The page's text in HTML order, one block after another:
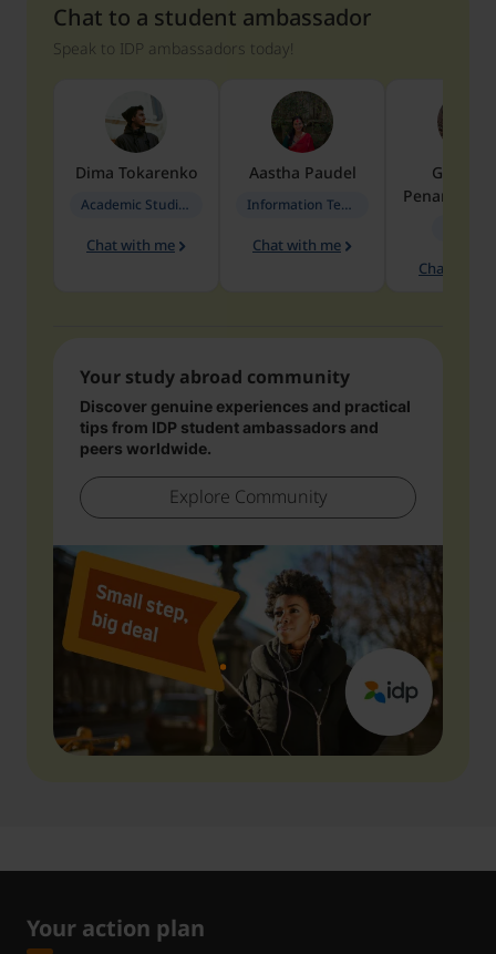
Chat to a student ambassador
Speak to IDP ambassadors today!
Dima Tokarenko
Academic Studies in Education
Chat with me
Aastha Paudel
Information Technology
Chat with me
Penarete
Chat with
Your study abroad community
Discover genuine experiences and practical
tips from IDP student ambassadors and
peers worldwide.
Explore Community
Your action plan